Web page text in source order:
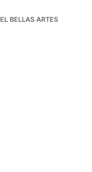
BELLAS ARTES